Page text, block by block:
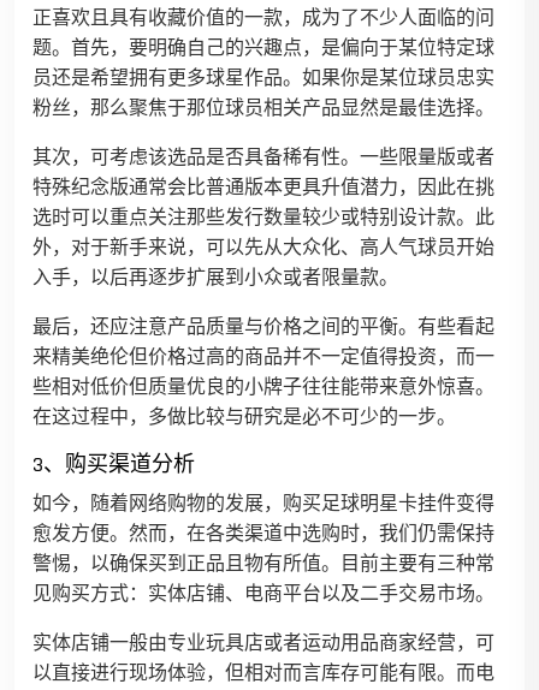
正喜欢且具有收藏价值的一款，成为了不少人面临的问
题。首先，要明确自己的兴趣点，是偏向于某位特定球
员还是希望拥有更多球星作品。如果你是某位球员忠实
粉丝，那么聚焦于那位球员相关产品显然是最佳选择。
其次，可考虑该选品是否具备稀有性。一些限量版或者
特殊纪念版通常会比普通版本更具升值潜力，因此在挑
选时可以重点关注那些发行数量较少或特别设计款。此
外，对于新手来说，可以先从大众化、高人气球员开始
入手，以后再逐步扩展到小众或者限量款。
最后，还应注意产品质量与价格之间的平衡。有些看起
来精美绝伦但价格过高的商品并不一定值得投资，而一
些相对低价但质量优良的小牌子往往能带来意外惊喜。
在这过程中，多做比较与研究是必不可少的一步。
3、购买渠道分析
如今，随着网络购物的发展，购买足球明星卡挂件变得
愈发方便。然而，在各类渠道中选购时，我们仍需保持
警惕，以确保买到正品且物有所值。目前主要有三种常
见购买方式：实体店铺、电商平台以及二手交易市场。
实体店铺一般由专业玩具店或者运动用品商家经营，可
以直接进行现场体验，但相对而言库存可能有限。而电